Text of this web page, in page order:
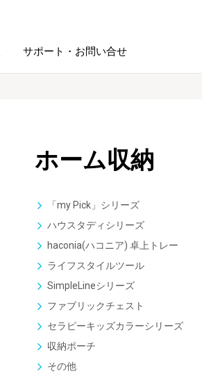
メラ関連 ボード用品 サ
サポート・お問い合せ
ホーム収納
「my Pick」シリーズ
ハウスタディシリーズ
haconia(ハコニア) 卓上トレー
ライフスタイルツール
SimpleLineシリーズ
ファブリックチェスト
セラピーキッズカラーシリーズ
収納ポーチ
その他